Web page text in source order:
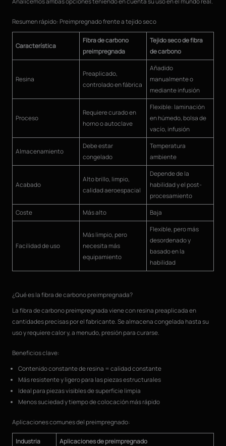
Resumen rápido: Preimpregnado frente a tejido seco
Característica
Fibra de carbono
preimpregnada
Tejido seco de fibra
de carbono
Resina
Preaplicado,
controlado en fábrica
Añadido
manualmente o
mediante infusión
Proceso
Requiere curado en
horno o autoclave
Flexible: laminación
en húmedo, bolsa de
vacío, infusión
Almacenamiento
Debe estar
congelado
Temperatura
ambiente
Acabado
Alto brillo, limpio,
calidad aeroespacial
Depende de la
habilidad y el post-
procesamiento
Coste
Más alto Baja
Facilidad de uso
Más limpio, pero
necesita más
equipamiento
Flexible, pero más
desordenado y
basado en la
habilidad
¿Qué es la fibra de carbono preimpregnada?
La fibra de carbono preimpregnada viene con resina preaplicada en
cantidades precisas por el fabricante. Se almacena congelada hasta su
uso y requiere calor y, a menudo, presión para curarse.
Beneficios clave:
Contenido constante de resina = calidad constante
Más resistente y ligero para las piezas estructurales
Ideal para piezas visibles de superficie limpia
Menos suciedad y tiempo de colocación más rápido
Aplicaciones comunes del preimpregnado:
Industria Aplicaciones de preimpregnado